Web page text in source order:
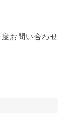
お問い合わせ